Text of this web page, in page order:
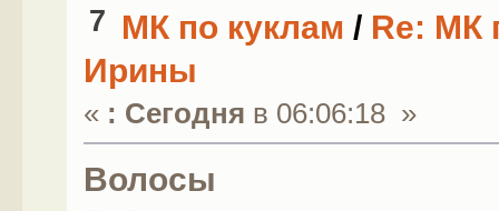
7 МК по куклам / Re: МК
Ирины
« : Сегодня в 06:06:18 »
Волосы